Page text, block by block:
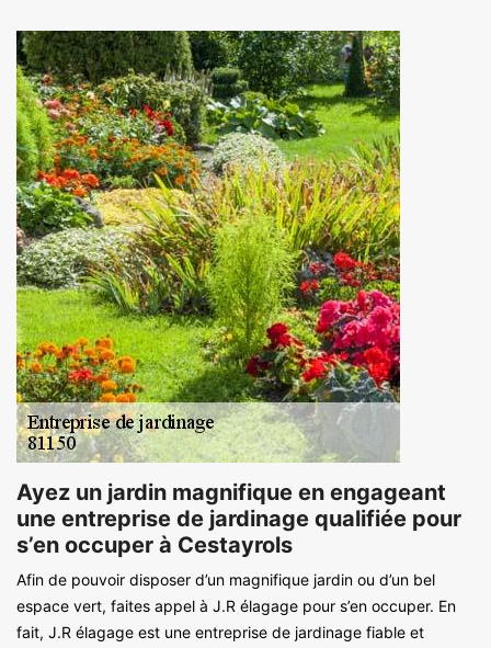
Ayez un jardin magnifique en engageant
une entreprise de jardinage qualifiée pour
s’en occuper à Cestayrols
Afin de pouvoir disposer d’un magnifique jardin ou d’un bel
espace vert, faites appel à J.R élagage pour s’en occuper. En
fait, J.R élagage est une entreprise de jardinage fiable et